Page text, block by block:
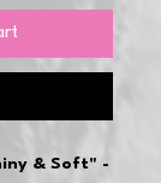
& Soft" -